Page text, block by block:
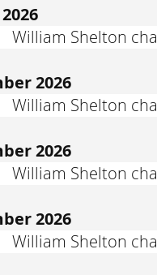
William Shelton
2026
William Shelton
2026
William Shelton
2026
William Shelton